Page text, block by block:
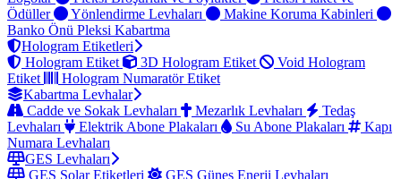
Ödüller
Yönlendirme Levhaları
Makine Koruma Kabinleri
Banko Önü Pleksi Kabartma
Hologram Etiketleri
Hologram Etiket
3D Hologram Etiket
Void Hologram
Etiket
Hologram Numaratör Etiket
Kabartma Levhalar
Cadde ve Sokak Levhaları
Mezarlık Levhaları
Tedaş
Levhaları
Elektrik Abone Plakaları Su Abone Plakaları
Kapı
Numara Levhaları
GES Levhaları
GES Solar Etiketleri
GES Güneş Enerji Levhaları